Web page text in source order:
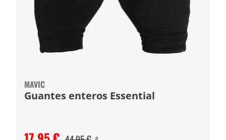
MAVIC
Guantes enteros Essential
#